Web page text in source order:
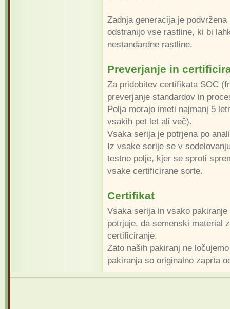
Zadnja generacija je
odstranijo vse rastline, ki bi
nestandardne rastline.
Preverjanje in
Za pridobitev certifikata SOC
preverjanje standardov in
Polja morajo imeti najmanj 5
vsakih pet let ali več).
Vsaka serija je potrjena po
Iz vsake serije se v
testno polje, kjer se sproti
vsake certificirane sorte.
Certifikat
Vsaka serija in vsako
potrjuje, da semenski material
certificiranje.
Zato naših pakiranj ne
pakiranja so originalno zaprta